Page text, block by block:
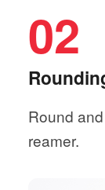
02
Round
reamer.